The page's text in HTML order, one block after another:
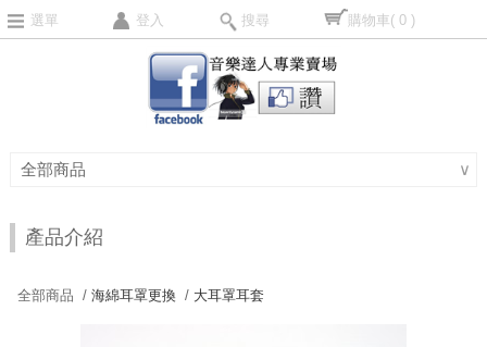
選單 登入 搜尋 購物車( 0 )
全部商品 ∨
產品介紹
全部商品 /海綿耳罩更換 / 大耳罩耳套